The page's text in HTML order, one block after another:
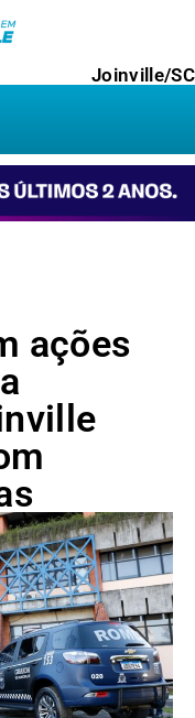
Joinville/SC
ações